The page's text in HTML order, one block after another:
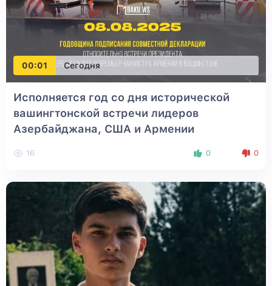
00:01 Сегодня
Исполняется год со дня исторической
вашингтонской встречи лидеров
Азербайджана, США и Армении
16 0 0